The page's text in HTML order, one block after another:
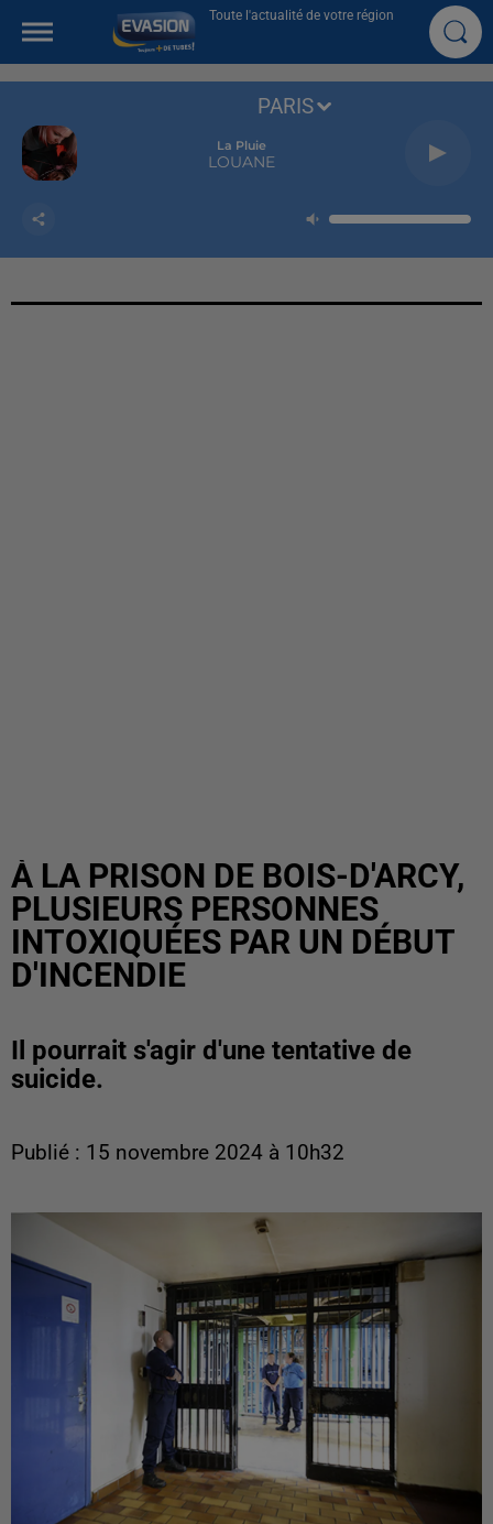
Toute l'actualité de votre région
La Pluie
LOUANE
PARIS
À LA PRISON DE BOIS-D'ARCY,
PLUSIEURS PERSONNES
INTOXIQUÉES PAR UN DÉBUT
D'INCENDIE
Il pourrait s'agir d'une tentative de
suicide.
Publié : 15 novembre 2024 à 10h32